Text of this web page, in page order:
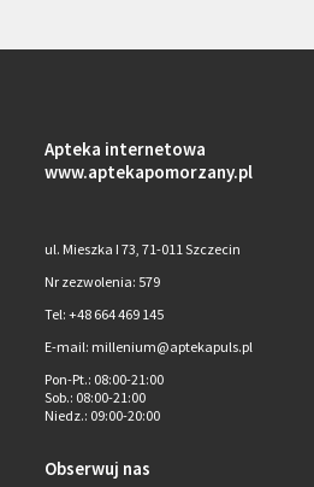
Apteka internetowa
www.aptekapomorzany.pl
ul. Mieszka I 73, 71-011 Szczecin
Nr zezwolenia: 579
Tel: +48 664 469 145
E-mail: millenium@aptekapuls.pl
Pon-Pt.: 08:00-21:00
Sob.: 08:00-21:00
Niedz.: 09:00-20:00
Obserwuj nas